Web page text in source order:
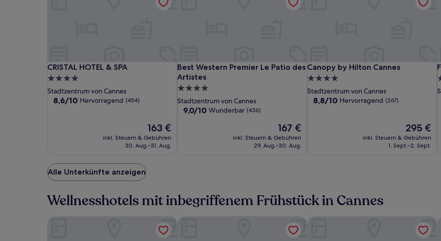
CRISTAL
HOTEL
&
SPA
CRISTAL
HOTEL
&
SPA
CRISTAL
HOTEL
&
SPA
CRISTAL HOTEL & SPA
CRISTAL HOTEL & SPA
4.0-
Sterne-
Unterkunft
Stadtzentrum von Cannes
8.6
8,6/10 Hervorragend (454)
Der
Preis
beträgt
163 €
inkl. Steuern & Gebühren
30. Aug.–31. Aug.
Best
Western
Premier
Le
Patio
Best
Western
Premier
Le
Best Western Premier Le Patio des
Artistes
Best Western Premier Le Patio des Artistes
4.0-
Sterne-
Unterkunft
Stadtzentrum von Cannes
9.0
9,0/10 Wunderbar (436)
Der
Preis
beträgt
167 €
inkl. Steuern & Gebühren
29. Aug.–30. Aug.
Canopy
by
Hilton
Cannes
Canopy by Hilton Cannes
Canopy by Hilton Cannes
4.0-
Sterne-
Unterkunft
Stadtzentrum von Cannes
8.8
8,8/10 Hervorragend (267)
Der
Preis
beträgt
295 €
inkl. Steuern & Gebühren
1. Sept.–2. Sept.
Alle Unterkünfte anzeigen
Wellnesshotels mit inbegriffenem Frühstück in Cannes
Hôtel Barrière Le Majestic Cannes